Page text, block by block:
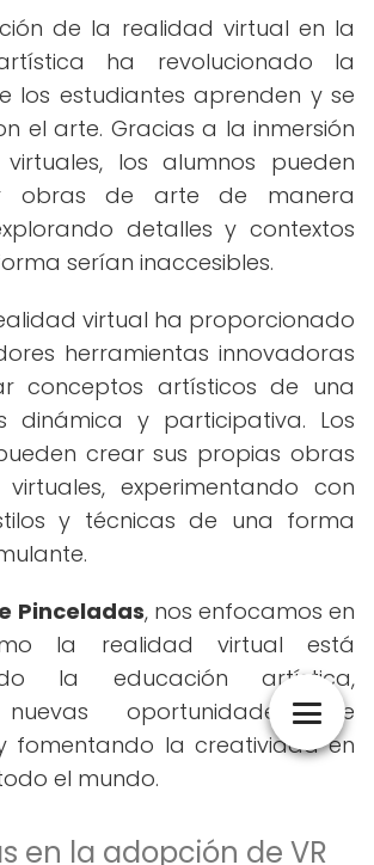
de la realidad virtual en la
ha revolucionado la
los estudiantes aprenden y se
el arte. Gracias a la inmersión
los alumnos pueden
obras de arte de manera
detalles y contextos
serían inaccesibles.
virtual ha proporcionado
herramientas innovadoras
conceptos artísticos de una
dinámica y participativa. Los
crear sus propias obras
experimentando con
y técnicas de una forma
Pinceladas, nos enfocamos en
la realidad virtual está
la educación artística,
oportunidades de
fomentando la creatividad en
el mundo.
en la adopción de VR